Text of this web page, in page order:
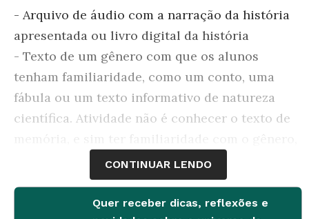
- Arquivo de áudio com a narração da história
apresentada ou livro digital da história
- Texto de um gênero com que os alunos
tenham familiaridade, como um conto, uma
fábula ou um texto informativo de natureza
científica. Atividade não é conhecer o texto de
ou seja, reconhecer a sua forma, a linguagem
escrita, sua função comunicativa e o propósito
leitor. Portanto, as crianças não devem decorar
CONTINUAR LENDO
Quer receber dicas, reflexões e